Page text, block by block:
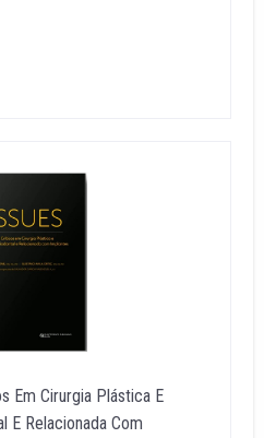
Em Cirurgia Plástica E
E Relacionada Com